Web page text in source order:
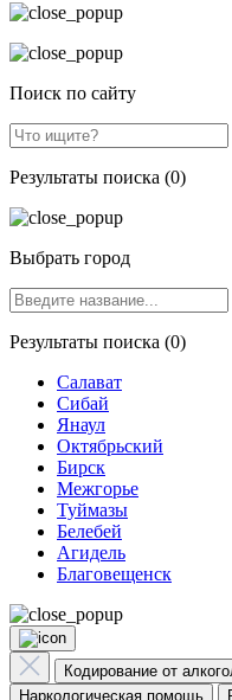
Поиск по сайту
Результаты поиска (0)
Выбрать город
Результаты поиска (0)
Салават
Сибай
Янаул
Октябрьский
Бирск
Межгорье
Туймазы
Белебей
Агидель
Благовещенск
Кодирование от
Наркологическая помощь